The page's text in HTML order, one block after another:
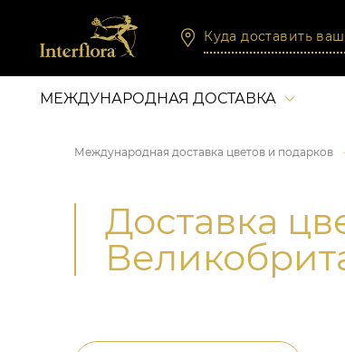
Куда доставить
МЕЖДУНАРОДНАЯ ДОСТАВКА
Международная доставка цветов и подарков
Доставка